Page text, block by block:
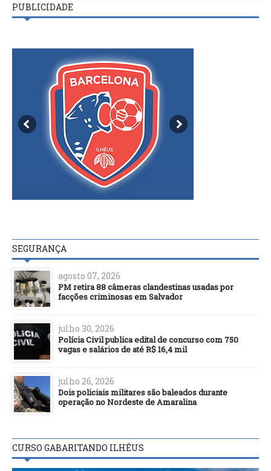
PUBLICIDADE
SEGURANÇA
agosto 07, 2026
PM retira 88 câmeras clandestinas usadas por
facções criminosas em Salvador
julho 30, 2026
Polícia Civil publica edital de concurso com 750
vagas e salários de até R$ 16,4 mil
julho 26, 2026
Dois policiais militares são baleados durante
operação no Nordeste de Amaralina
CURSO GABARITANDO ILHÉUS